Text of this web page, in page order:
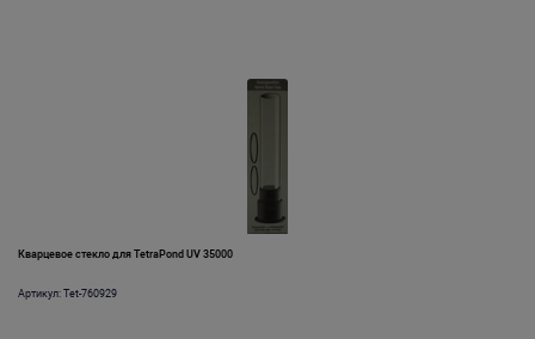
Кварцевое стекло для TetraPond UV 35000
Артикул: Tet-760929